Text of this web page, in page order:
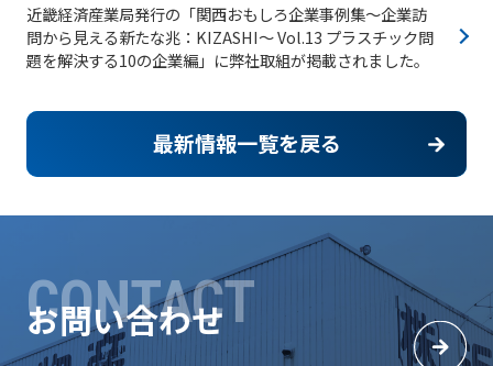
近畿経済産業局発行の「関西おもしろ企業事例集～企業訪
問から見える新たな兆：KIZASHI～ Vol.13 プラスチック問
題を解決する10の企業編」に弊社取組が掲載されました。
最新情報一覧を戻る
CONTACT
お問い合わせ